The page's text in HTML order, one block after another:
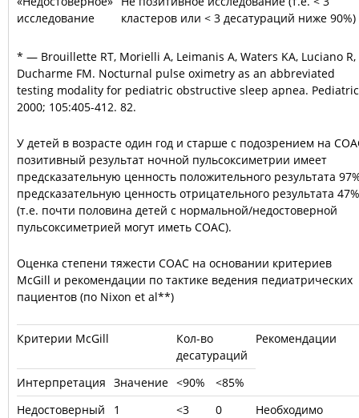
исследование
кластеров или < 3 десатураций ниже 90%)
* — Brouillette RT, Morielli A, Leimanis A, Waters KA, Luciano R,
Ducharme FM. Nocturnal pulse oximetry as an abbreviated
testing modality for pediatric obstructive sleep apnea.
2000; 105:405-412. 82.
У детей в возрасте один год и старше с подозрением на
позитивный результат ночной пульсоксиметрии имеет
предсказательную ценность положительного результата
предсказательную ценность отрицательного результата 47%
(т.е. почти половина детей с нормальной/недостоверной
пульсоксиметрией могут иметь СОАС).
Оценка степени тяжести СОАС на основании критериев
McGill и рекомендации по тактике ведения педиатрических
пациентов (по Nixon et al**)
Критерии McGill
Кол-во
десатураций
Рекомендации
Интерпретация Значение <90%
<85%
Недостоверный
1 <3 0
Необходимо